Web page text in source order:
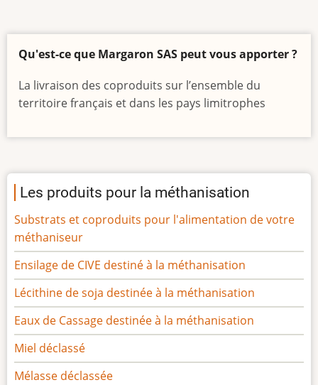
Qu'est-ce que Margaron SAS peut vous apporter ?
La livraison des coproduits sur l’ensemble du
territoire français et dans les pays limitrophes
Les produits pour la méthanisation
Substrats et coproduits pour l'alimentation de votre
méthaniseur
Ensilage de CIVE destiné à la méthanisation
Lécithine de soja destinée à la méthanisation
Eaux de Cassage destinée à la méthanisation
Miel déclassé
Mélasse déclassée